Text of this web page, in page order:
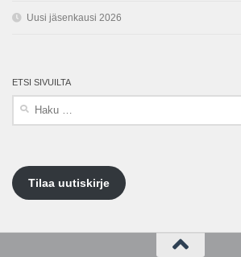
Uusi jäsenkausi 2026
ETSI SIVUILTA
Tilaa uutiskirje